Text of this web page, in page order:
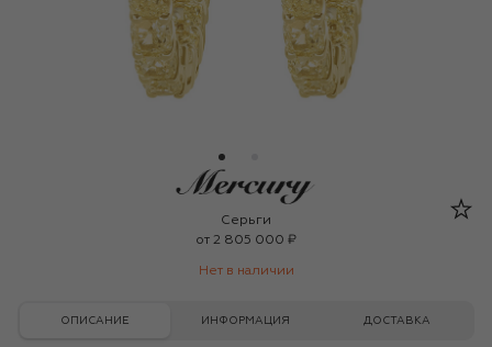
Mercury
Серьги
от 2 805 000 ₽
Нет в наличии
ОПИСАНИЕ ИНФОРМАЦИЯ ДОСТАВКА